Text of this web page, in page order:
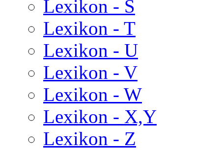
Lexikon - S
Lexikon - T
Lexikon - U
Lexikon - V
Lexikon - W
Lexikon - X,Y
Lexikon - Z